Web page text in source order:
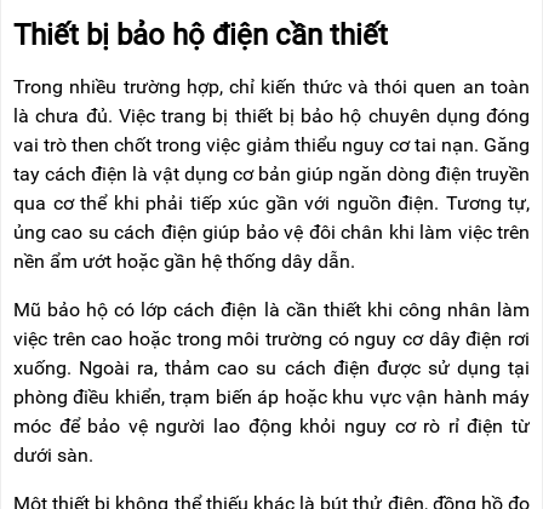
Thiết bị bảo hộ điện cần thiết
Trong nhiều trường hợp, chỉ kiến thức và thói quen an toàn
là chưa đủ. Việc trang bị thiết bị bảo hộ chuyên dụng đóng
vai trò then chốt trong việc giảm thiểu nguy cơ tai nạn. Găng
tay cách điện là vật dụng cơ bản giúp ngăn dòng điện truyền
qua cơ thể khi phải tiếp xúc gần với nguồn điện. Tương tự,
ủng cao su cách điện giúp bảo vệ đôi chân khi làm việc trên
nền ẩm ướt hoặc gần hệ thống dây dẫn.
Mũ bảo hộ có lớp cách điện là cần thiết khi công nhân làm
việc trên cao hoặc trong môi trường có nguy cơ dây điện rơi
xuống. Ngoài ra, thảm cao su cách điện được sử dụng tại
phòng điều khiển, trạm biến áp hoặc khu vực vận hành máy
móc để bảo vệ người lao động khỏi nguy cơ rò rỉ điện từ
dưới sàn.
Một thiết bị không thể thiếu khác là bút thử điện, đồng hồ đo